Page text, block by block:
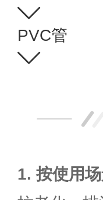
PVC管
1. 按使用